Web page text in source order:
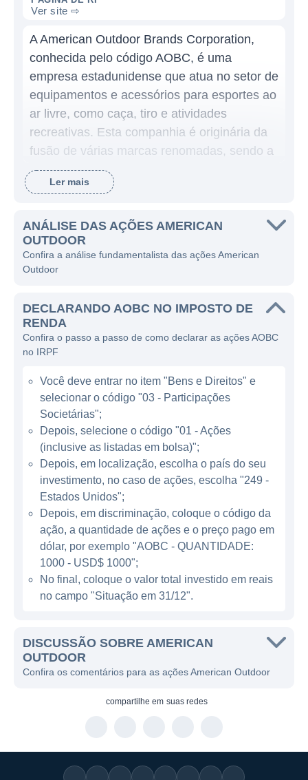
Ver site ⇨
A American Outdoor Brands Corporation,
conhecida pelo código AOBC, é uma
empresa estadunidense que atua no setor de
equipamentos e acessórios para esportes ao
ar livre, como caça, tiro e atividades
recreativas. Esta companhia é originária da
fusão de várias marcas renomadas, sendo a
Smith & Wesson uma das mais conhecidas.
A American Outdoor se especializa na
gama de produtos, incluindo armas de fogo,
acessórios e vestuário voltados para o
público que pratica atividades ao ar livre.
American Outdoor também desenvolve e
comercializa equipamentos de segurança e
proteção, visando atender tanto
organizações relacionadas à segurança
pública e militar. A empresa se posiciona no
mercado como uma marca que não apenas
produz, mas também promove a segurança
e a responsabilidade no uso de armas de
fogo e outros equipamentos, sempre em
conformidade com as legislações
pertinentes.
ATUAÇÃO DA AMERICAN OUTDOOR
A American Outdoor opera principalmente
nos Estados Unidos, onde concentra a maior
é ampliado por meio da exportação de
produtos para mercados internacionais. A
empresa se destaca por suas inovações
atuação da American Outdoor pode ser
dividido em diversas linhas de negócios, que
Ler mais
ANÁLISE DAS AÇÕES AMERICAN
OUTDOOR
Confira a análise fundamentalista das ações American
Outdoor
DECLARANDO AOBC NO IMPOSTO DE
RENDA
Confira o passo a passo de como declarar as ações AOBC
no IRPF
Você deve entrar no item "Bens e Direitos" e
selecionar o código "03 - Participações
Societárias";
Depois, selecione o código "01 - Ações
(inclusive as listadas em bolsa)";
Depois, em localização, escolha o país do seu
investimento, no caso de ações, escolha "249 -
Estados Unidos";
Depois, em discriminação, coloque o código da
ação, a quantidade de ações e o preço pago em
dólar, por exemplo "AOBC - QUANTIDADE:
1000 - USD$ 1000";
No final, coloque o valor total investido em reais
no campo "Situação em 31/12".
DISCUSSÃO SOBRE AMERICAN
OUTDOOR
Confira os comentários para as ações American Outdoor
compartilhe em suas redes